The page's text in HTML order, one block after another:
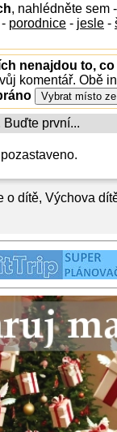
o dítě, Výchova
, nahlédněte sem
- porodnice - jesle -
nenajdou to,
komentář. Obě
první...